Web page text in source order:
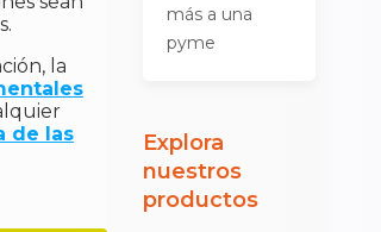
la
de las
más a una
pyme
Explora
nuestros
productos